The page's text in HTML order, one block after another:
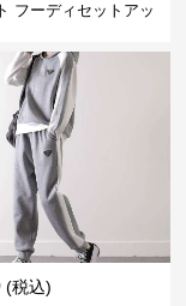
フーディセットアッ
(税込)